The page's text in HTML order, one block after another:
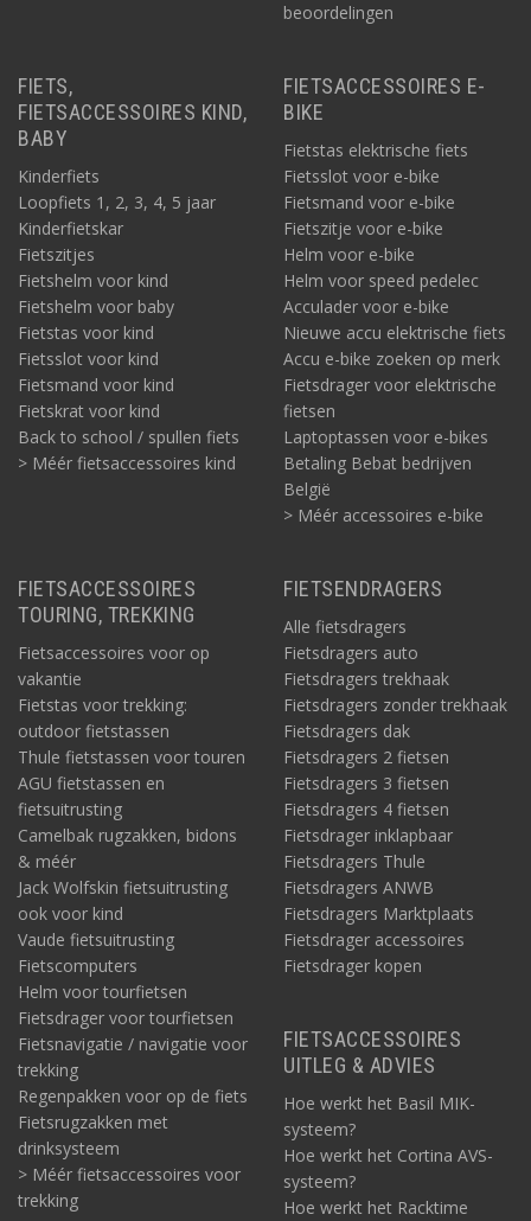
beoordelingen
FIETS,
FIETSACCESSOIRES KIND,
BABY
Kinderfiets
Loopfiets 1, 2, 3, 4, 5 jaar
Kinderfietskar
Fietszitjes
Fietshelm voor kind
Fietshelm voor baby
Fietstas voor kind
Fietsslot voor kind
Fietsmand voor kind
Fietskrat voor kind
Back to school / spullen fiets
> Méér fietsaccessoires kind
FIETSACCESSOIRES E-
BIKE
Fietstas elektrische fiets
Fietsslot voor e-bike
Fietsmand voor e-bike
Fietszitje voor e-bike
Helm voor e-bike
Helm voor speed pedelec
Acculader voor e-bike
Nieuwe accu elektrische fiets
Accu e-bike zoeken op merk
Fietsdrager voor elektrische
fietsen
Laptoptassen voor e-bikes
Betaling Bebat bedrijven
België
> Méér accessoires e-bike
FIETSACCESSOIRES
TOURING, TREKKING
Fietsaccessoires voor op
vakantie
Fietstas voor trekking:
outdoor fietstassen
Thule fietstassen voor touren
AGU fietstassen en
fietsuitrusting
Camelbak rugzakken, bidons
& méér
Jack Wolfskin fietsuitrusting
ook voor kind
Vaude fietsuitrusting
Fietscomputers
Helm voor tourfietsen
Fietsdrager voor tourfietsen
Fietsnavigatie / navigatie voor
trekking
Regenpakken voor op de fiets
Fietsrugzakken met
drinksysteem
> Méér fietsaccessoires voor
trekking
FIETSENDRAGERS
Alle fietsdragers
Fietsdragers auto
Fietsdragers trekhaak
Fietsdragers zonder trekhaak
Fietsdragers dak
Fietsdragers 2 fietsen
Fietsdragers 3 fietsen
Fietsdragers 4 fietsen
Fietsdrager inklapbaar
Fietsdragers Thule
Fietsdragers ANWB
Fietsdragers Marktplaats
Fietsdrager accessoires
Fietsdrager kopen
FIETSACCESSOIRES
UITLEG & ADVIES
Hoe werkt het Basil MIK-
systeem?
Hoe werkt het Cortina AVS-
systeem?
Hoe werkt het Racktime